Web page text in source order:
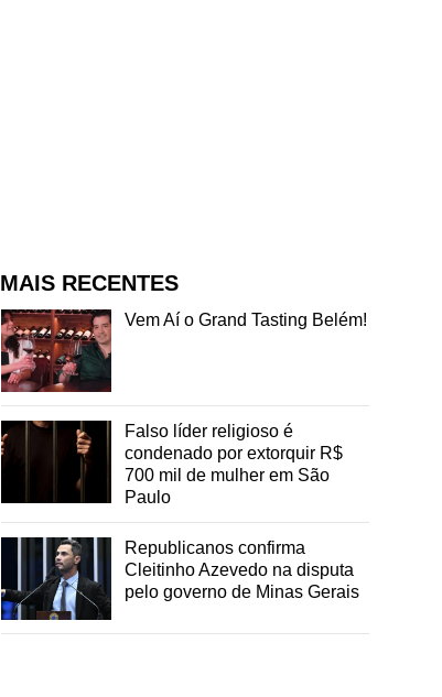
MAIS RECENTES
Vem Aí o Grand Tasting Belém!
Falso líder religioso é
condenado por extorquir R$
700 mil de mulher em São
Paulo
Republicanos confirma
Cleitinho Azevedo na disputa
pelo governo de Minas Gerais